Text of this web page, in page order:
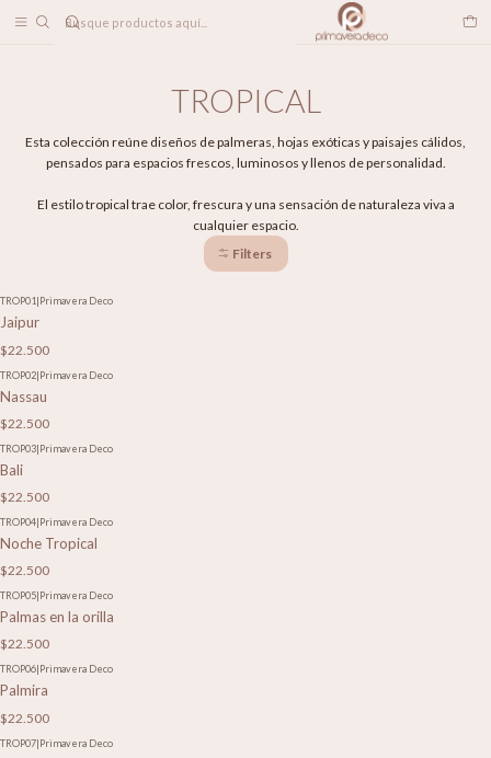
PAPELES MURALES TROPICAL
TROPICAL
Esta colección reúne diseños de palmeras, hojas exóticas y paisajes cálidos,
pensados para espacios frescos, luminosos y llenos de personalidad.
El estilo tropical trae color, frescura y una sensación de naturaleza viva a
cualquier espacio.
Filters
TROP01 Primavera Deco
Jaipur
$22.500
TROP02|Primavera Deco
Nassau
$22.500
TROP03|Primavera Deco
Bali
$22.500
TROP04|Primavera Deco
Noche Tropical
$22.500
TROP05|Primavera Deco
Palmas en la orilla
$22.500
TROP06|Primavera Deco
Palmira
$22.500
TROP07|Primavera Deco